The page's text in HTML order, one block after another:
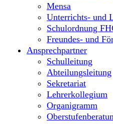
Mensa
Unterrichts- und
Schulordnung
Freundes- und
Ansprechpartner
Schulleitung
Abteilungsleitung
Sekretariat
Lehrerkollegium
Organigramm